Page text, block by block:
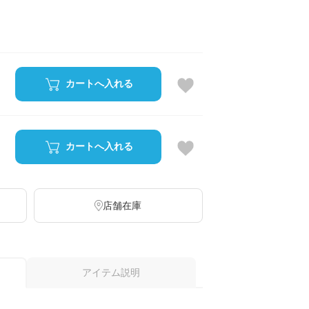
カートへ入れる
カートへ入れる
店舗在庫
アイテム説明